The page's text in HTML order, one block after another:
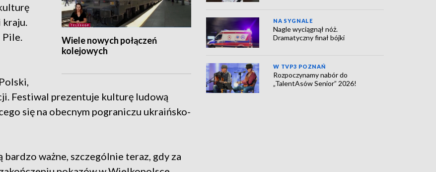
Wiele nowych połączeń
kolejowych
Festiwal prezentuje kulturę ludową
się na obecnym pograniczu ukraińsko-
ważne, szczególnie teraz, gdy za
NA SYGNALE
Nagle wyciągnął nóż.
Dramatyczny finał bójki
W TVP3 POZNAŃ
Rozpoczynamy nabór do
„TalentAsów Senior” 2026!